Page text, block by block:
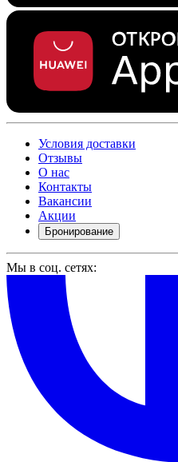
Условия доставки
Отзывы
О нас
Контакты
Вакансии
Акции
Бронирование
Мы в соц. сетях: